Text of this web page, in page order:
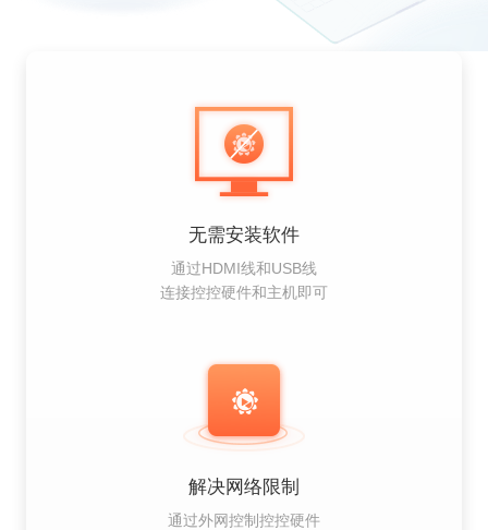
无需安装软件
通过HDMI线和USB线
连接控控硬件和主机即可
解决网络限制
通过外网控制控控硬件